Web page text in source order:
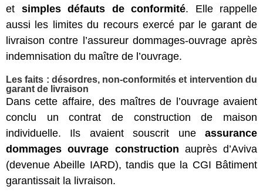
et simples défauts de conformité. Elle rappelle
aussi les limites du recours exercé par le garant de
livraison contre l’assureur dommages-ouvrage après
indemnisation du maître de l’ouvrage.
Les faits : désordres, non-conformités et intervention du
garant de livraison
Dans cette affaire, des maîtres de l’ouvrage avaient
conclu un contrat de construction de maison
individuelle. Ils avaient souscrit une assurance
dommages ouvrage construction auprès d’Aviva
(devenue Abeille IARD), tandis que la CGI Bâtiment
garantissait la livraison.